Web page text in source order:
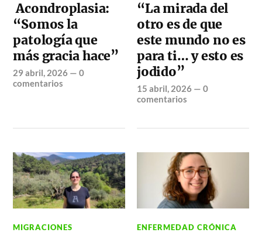
Acondroplasia:
“Somos la
patología que
más gracia hace”
29 abril, 2026 —0
comentarios
“La mirada del
otro es de que
este mundo no es
para ti… y esto es
jodido”
15 abril, 2026 —0
comentarios
MIGRACIONES ENFERMEDAD CRÓNICA